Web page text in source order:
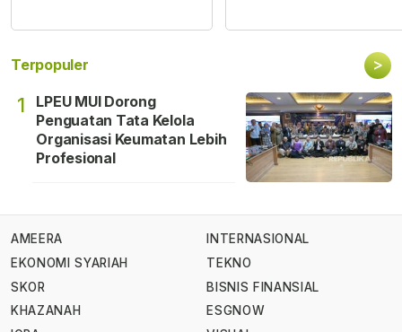
Terpopuler >
1
LPEU MUI Dorong
Penguatan Tata Kelola
Organisasi Keumatan Lebih
Profesional
AMEERA
EKONOMI SYARIAH
SKOR
KHAZANAH
INTERNASIONAL
TEKNO
BISNIS FINANSIAL
ESGNOW